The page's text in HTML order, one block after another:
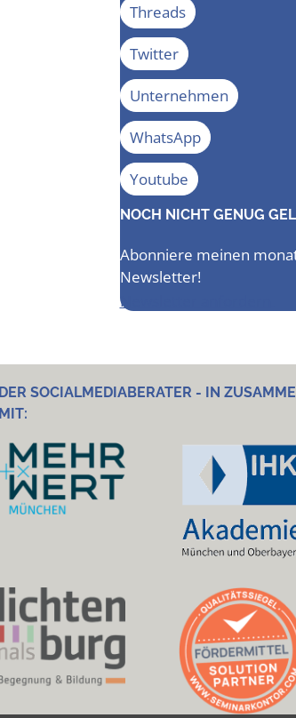
Threads
Twitter
Unternehmen
WhatsApp
Youtube
NOCH NICHT GENUG
Abonniere meinen
Newsletter!
Newsletter anfordern
DER SOCIALMEDIABERATER - IN
MIT: